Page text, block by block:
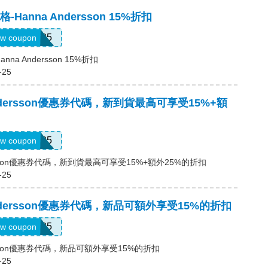
-Hanna Andersson 15%折扣
New25
coupon
Andersson 15%折扣
25
優惠券代碼，新到貨最高可享受15%+額
NEW25
coupon
優惠券代碼，新到貨最高可享受15%+額外25%的折扣
25
優惠券代碼，新品可額外享受15%的折扣
NEW25
coupon
優惠券代碼，新品可額外享受15%的折扣
25